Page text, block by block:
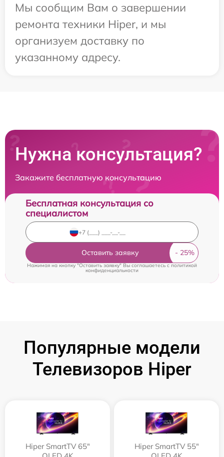
Мы сообщим Вам о завершении
ремонта техники Hiper, и мы
организуем доставку по
указанному адресу.
Нужна консультация?
Закажите бесплатную консультацию
Бесплатная консультация со
специалистом
Оставить заявку
Нажимая на кнопку "Оставить заявку" Вы соглашаетесь c политикой
конфиденциальности
Популярные модели
Телевизоров Hiper
Hiper SmartTV 65"
Hiper SmartTV 55"